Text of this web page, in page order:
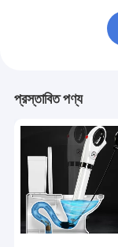
প্রস্তাবিত পণ্য